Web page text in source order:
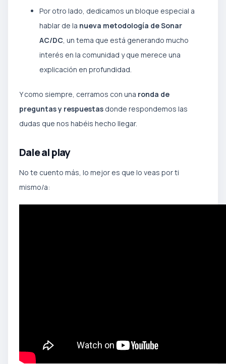
Por otro lado, dedicamos un bloque especial a
hablar de la nueva metodología de Sonar
AC/DC, un tema que está generando mucho
interés en la comunidad y que merece una
explicación en profundidad.
Y como siempre, cerramos con una ronda de
preguntas y respuestas donde respondemos las
dudas que nos habéis hecho llegar.
Dale al play
No te cuento más, lo mejor es que lo veas por ti
mismo/a: